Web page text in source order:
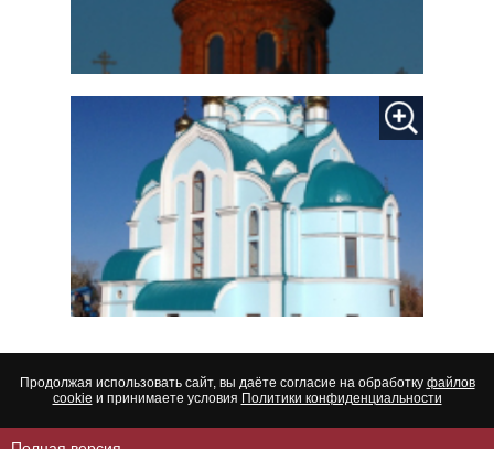
Продолжая использовать сайт, вы даёте согласие на обработку файлов
cookie и принимаете условия Политики конфиденциальности